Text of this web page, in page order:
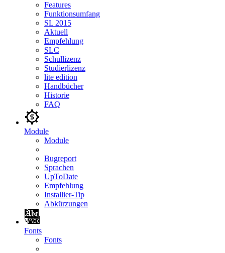
Features
Funktionsumfang
SL 2015
Aktuell
Empfehlung
SLC
Schullizenz
Studierlizenz
lite edition
Handbücher
Historie
FAQ
Module
Module
Bugreport
Sprachen
UpToDate
Empfehlung
Installier-Tip
Abkürzungen
Fonts
Fonts